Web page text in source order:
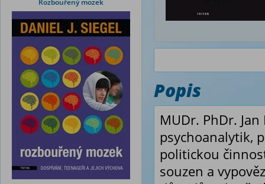
Rozbouřený mozek
Popis
MUDr. PhDr.
psychoanalytik,
politickou
souzen a